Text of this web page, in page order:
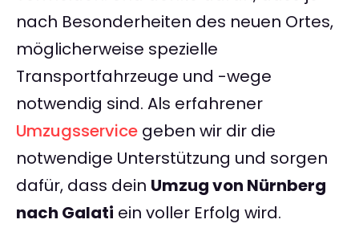
nach Besonderheiten des neuen Ortes,
möglicherweise spezielle
Transportfahrzeuge und -wege
notwendig sind. Als erfahrener
Umzugsservice geben wir dir die
notwendige Unterstützung und sorgen
dafür, dass dein Umzug von Nürnberg
nach Galati ein voller Erfolg wird.